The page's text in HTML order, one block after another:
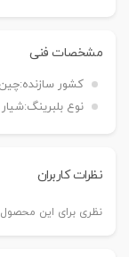
مشخصات فنی
کشور سازنده:چین
نوع بلبرینگ:
نظرات کاربران
نظری برای این